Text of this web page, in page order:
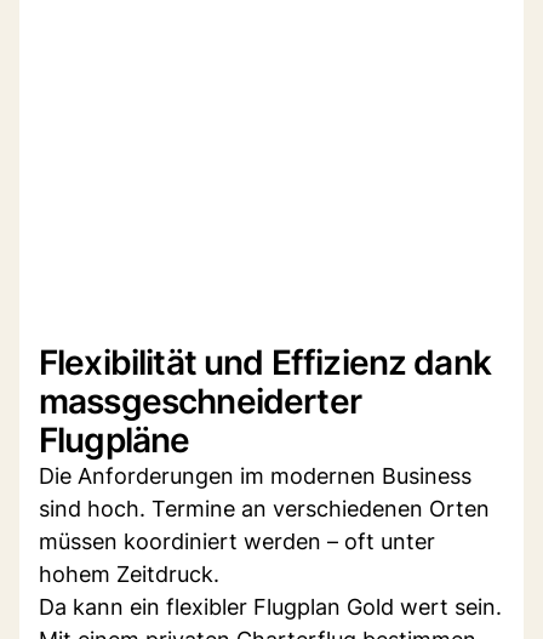
Flexibilität und Effizienz dank
massgeschneiderter
Flugpläne
Die Anforderungen im modernen Business
sind hoch. Termine an verschiedenen Orten
müssen koordiniert werden – oft unter
hohem Zeitdruck.
Da kann ein flexibler Flugplan Gold wert sein.